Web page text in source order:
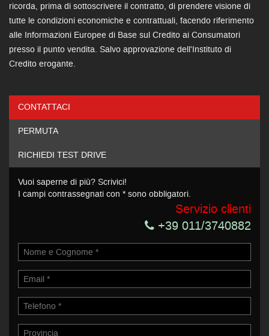
Ho letto e accettol'informativa privacy*
Acconsento al trattamento dei miei dati per finalità di
Invia la tua richiesta
ricorda, prima di sottoscrivere il contratto, di prendere visione di
tutte le condizioni economiche e contrattuali, facendo riferimento
alle Informazioni Europee di Base sul Credito ai Consumatori
presso il punto vendita. Salvo approvazione dell'Instituto di
Credito erogante.
CONTATTACI
PERMUTA
RICHIEDI TEST DRIVE
Vuoi saperne di più? Scrivici!
I campi contrassegnati con * sono obbligatori.
Servizio clienti
+39 011/3740882